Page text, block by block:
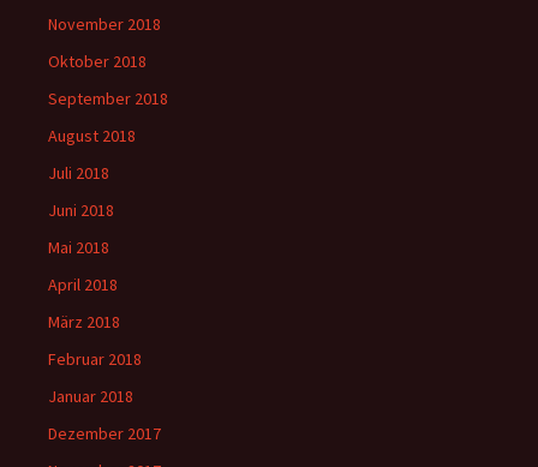
November 2018
Oktober 2018
September 2018
August 2018
Juli 2018
Juni 2018
Mai 2018
April 2018
März 2018
Februar 2018
Januar 2018
Dezember 2017